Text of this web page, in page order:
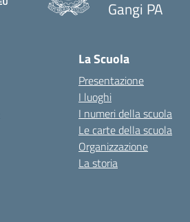
Gangi PA
La Scuola
Presentazione
I luoghi
I numeri della scuola
Le carte della scuola
Organizzazione
La storia